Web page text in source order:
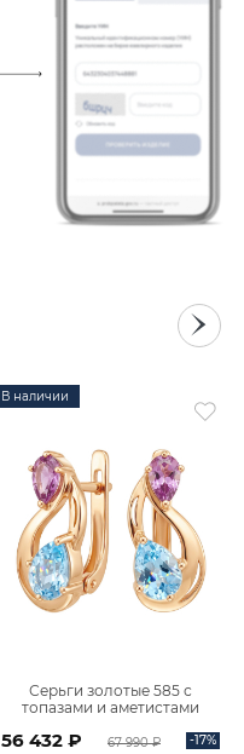
В наличии
Серьги золотые 585 с
топазами и аметистами
56 432 ₽ 67 990 ₽ -17%